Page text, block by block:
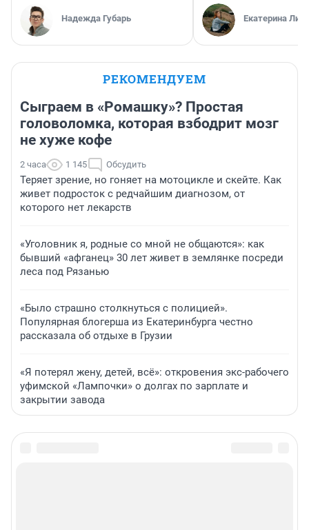
Надежда Губарь Екатерина
РЕКОМЕНДУЕМ
Сыграем в «Ромашку»? Простая
головоломка, которая взбодрит мозг
не хуже кофе
2 часа 1 145 Обсудить
Теряет зрение, но гоняет на мотоцикле и скейте. Как
живет подросток с редчайшим диагнозом, от
которого нет лекарств
«Уголовник я, родные со мной не общаются»: как
бывший «афганец» 30 лет живет в землянке посреди
леса под Рязанью
«Было страшно столкнуться с полицией».
Популярная блогерша из Екатеринбурга честно
рассказала об отдыхе в Грузии
«Я потерял жену, детей, всё»: откровения экс-рабочего
уфимской «Лампочки» о долгах по зарплате и
закрытии завода